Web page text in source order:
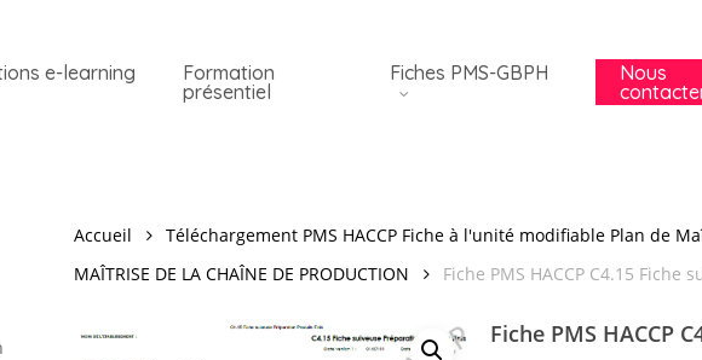
e-learning
Formation
présentiel
Fiches PMS-GBPH
Nous
Accueil Téléchargement PMS HACCP Fiche à l'unité modifiable Plan de
MAÎTRISE DE LA CHAÎNE DE PRODUCTION
Fiche PMS HACCP C4.15
Fiche PMS HACCP